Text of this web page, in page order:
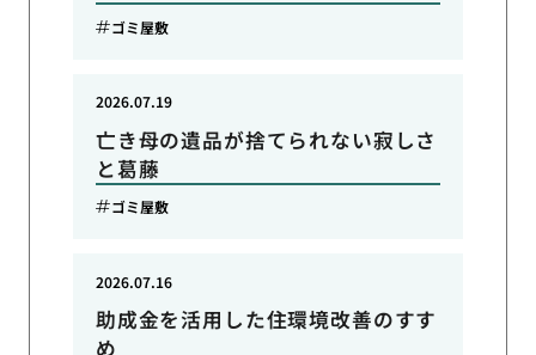
ゴミ屋敷
亡き母の遺品が捨てられない寂しさ
と葛藤
2026.07.19
ゴミ屋敷
助成金を活用した住環境改善のすす
め
2026.07.16